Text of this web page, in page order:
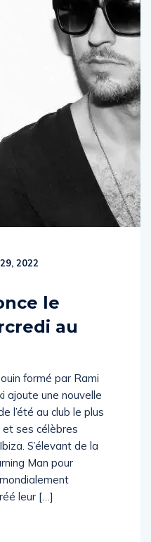
2022
le
au
formé par Rami
ajoute une nouvelle
l’été au club le plus
ses célèbres
S’élevant de la
Man pour
leur […]